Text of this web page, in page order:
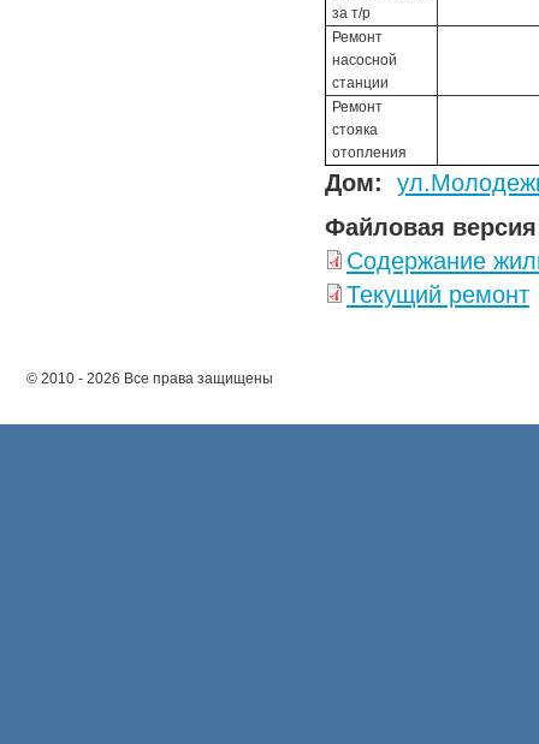
за т/р
Ремонт
насосной
станции
Ремонт
стояка
отопления
Дом:
Файловая
Содержание
Текущий ремонт
© 2010 - 2026 Все права защищены